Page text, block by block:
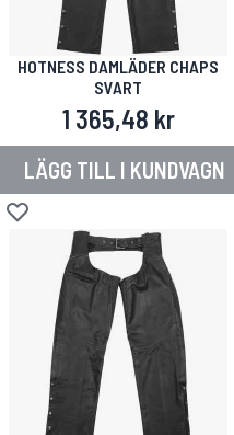
HOTNESS DAMLÄDER CHAPS
SVART
1 365,48 kr
LÄGG TILL I KUNDVAGN
Lägg till i önskelista